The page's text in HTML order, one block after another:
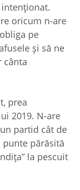
oricum n-are
pe
şi să ne
cânta
prea
2019. N-are
partid cât de
punte părăsită
la pescuit